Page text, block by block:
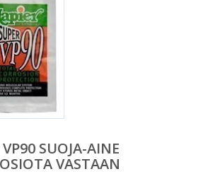
SUOJA-AINE
VASTAAN